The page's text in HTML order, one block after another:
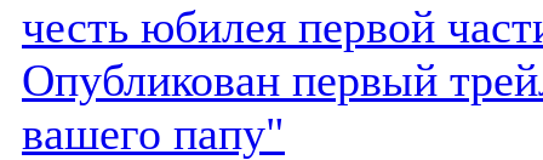
честь юбилея первой
Опубликован первый
вашего папу"